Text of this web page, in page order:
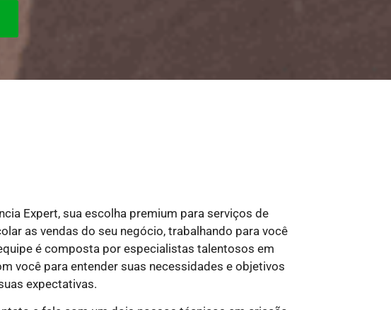
Expert, sua escolha premium para serviços de
as vendas do seu negócio, trabalhando para você
é composta por especialistas talentosos em
você para entender suas necessidades e objetivos
expectativas.